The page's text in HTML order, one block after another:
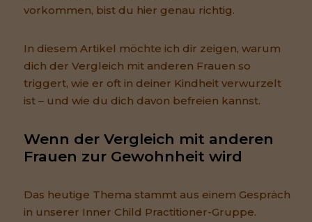
vorkommen, bist du hier genau richtig.
In diesem Artikel möchte ich dir zeigen, warum
dich der Vergleich mit anderen Frauen so
triggert, wie er oft in deiner Kindheit verwurzelt
ist – und wie du dich davon befreien kannst.
Wenn der Vergleich mit anderen
Frauen zur Gewohnheit wird
Das heutige Thema stammt aus einem Gespräch
in unserer Inner Child Practitioner-Gruppe.